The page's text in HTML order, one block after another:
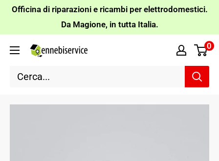
Vai
contenuto
Officina di riparazioni e ricambi per elettrodomestici.
Da Magione, in tutta Italia.
Ennebiservice 0